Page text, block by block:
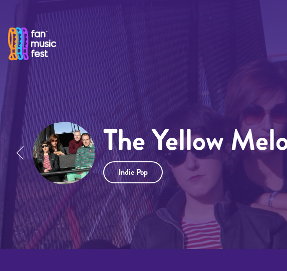
The Yellow
Indie Pop